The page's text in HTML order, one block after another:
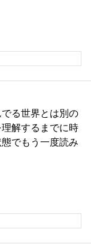
る世界とは別の
解するまでに時
でもう一度読み